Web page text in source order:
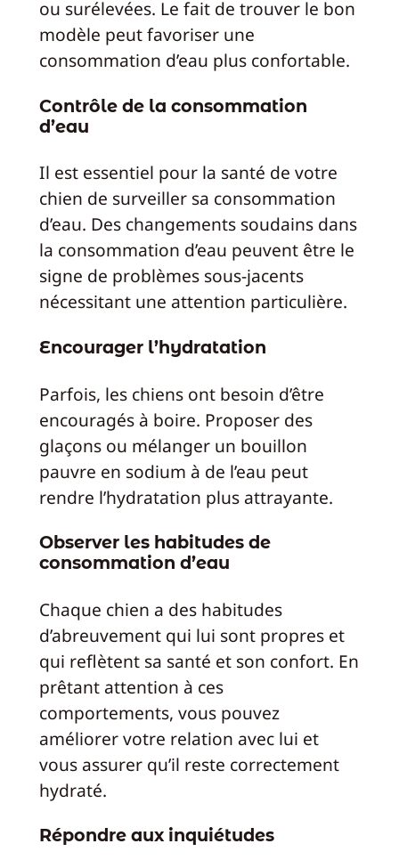
ou surélevées. Le fait de trouver le bon
modèle peut favoriser une
consommation d’eau plus confortable.
Contrôle de la consommation
d’eau
Il est essentiel pour la santé de votre
chien de surveiller sa consommation
d’eau. Des changements soudains dans
la consommation d’eau peuvent être le
signe de problèmes sous-jacents
nécessitant une attention particulière.
Encourager l’hydratation
Parfois, les chiens ont besoin d’être
encouragés à boire. Proposer des
glaçons ou mélanger un bouillon
pauvre en sodium à de l’eau peut
rendre l’hydratation plus attrayante.
Observer les habitudes de
consommation d’eau
Chaque chien a des habitudes
d’abreuvement qui lui sont propres et
qui reflètent sa santé et son confort. En
prêtant attention à ces
comportements, vous pouvez
améliorer votre relation avec lui et
vous assurer qu’il reste correctement
hydraté.
Répondre aux inquiétudes